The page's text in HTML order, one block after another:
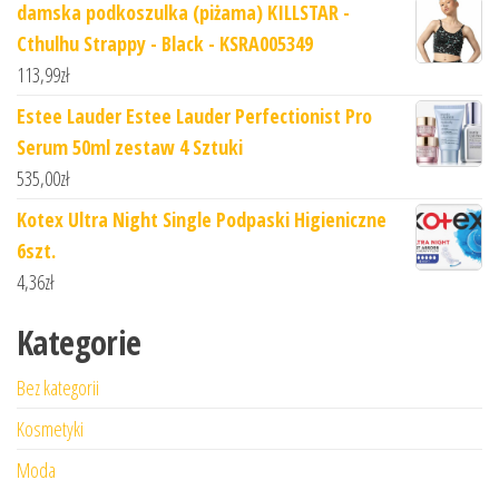
damska podkoszulka (piżama) KILLSTAR -
Cthulhu Strappy - Black - KSRA005349
113,99zł
Estee Lauder Estee Lauder Perfectionist Pro
Serum 50ml zestaw 4 Sztuki
535,00zł
Kotex Ultra Night Single Podpaski Higieniczne
6szt.
4,36zł
Kategorie
Bez kategorii
Kosmetyki
Moda